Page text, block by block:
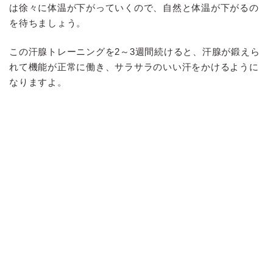
は徐々に体温が下がっていくので、自然と体温が下がるの
を待ちましょう。
この汗腺トレーニングを2～3週間続けると、汗腺が鍛えら
れて機能が正常に働き、サラサラのいい汗をかけるように
なりますよ。